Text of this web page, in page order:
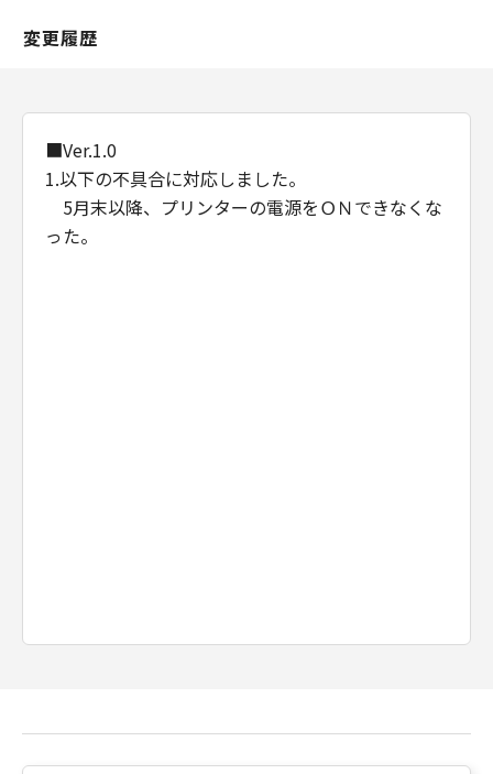
変更履歴
■Ver.1.0
1.以下の不具合に対応しました。
5月末以降、プリンターの電源をＯＮできなくな
った。